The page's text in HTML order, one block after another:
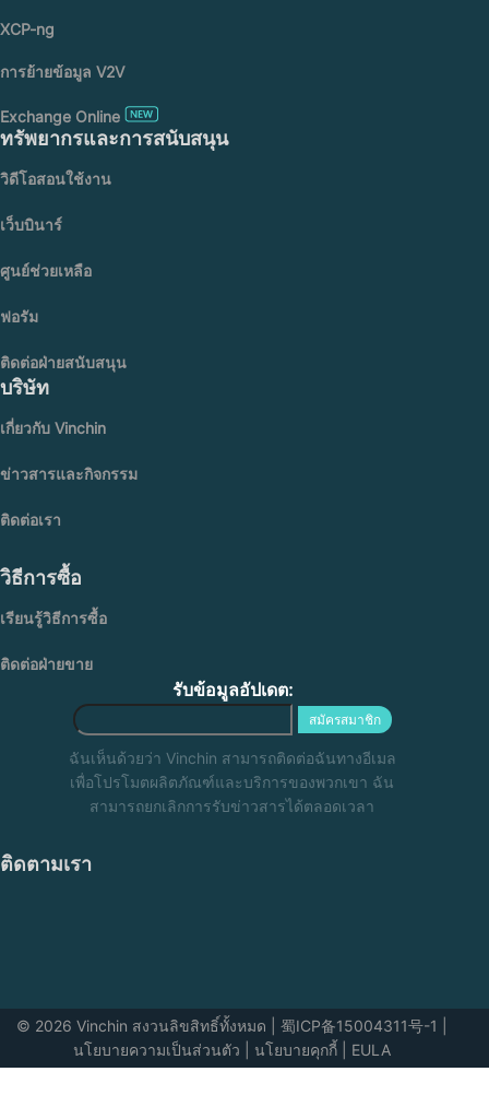
XCP-ng
การย้ายข้อมูล V2V
Exchange Online
ทรัพยากรและการสนับสนุน
วิดีโอสอนใช้งาน
เว็บบินาร์
ศูนย์ช่วยเหลือ
ฟอรัม
ติดต่อฝ่ายสนับสนุน
บริษัท
เกี่ยวกับ Vinchin
ข่าวสารและกิจกรรม
ติดต่อเรา
วิธีการซื้อ
เรียนรู้วิธีการซื้อ
ติดต่อฝ่ายขาย
รับข้อมูลอัปเดต:
สมัครสมาชิก
ฉันเห็นด้วยว่า Vinchin สามารถติดต่อฉันทางอีเมล
เพื่อโปรโมตผลิตภัณฑ์และบริการของพวกเขา ฉัน
สามารถยกเลิกการรับข่าวสารได้ตลอดเวลา
ติดตามเรา
© 2026 Vinchin สงวนลิขสิทธิ์ทั้งหมด |蜀ICP备15004311号-1
นโยบายความเป็นส่วนตัว
นโยบายคุกกี้ EULA